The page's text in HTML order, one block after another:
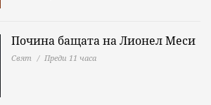
Почина бащата на Лионел Меси
Свят Преди 11 часа